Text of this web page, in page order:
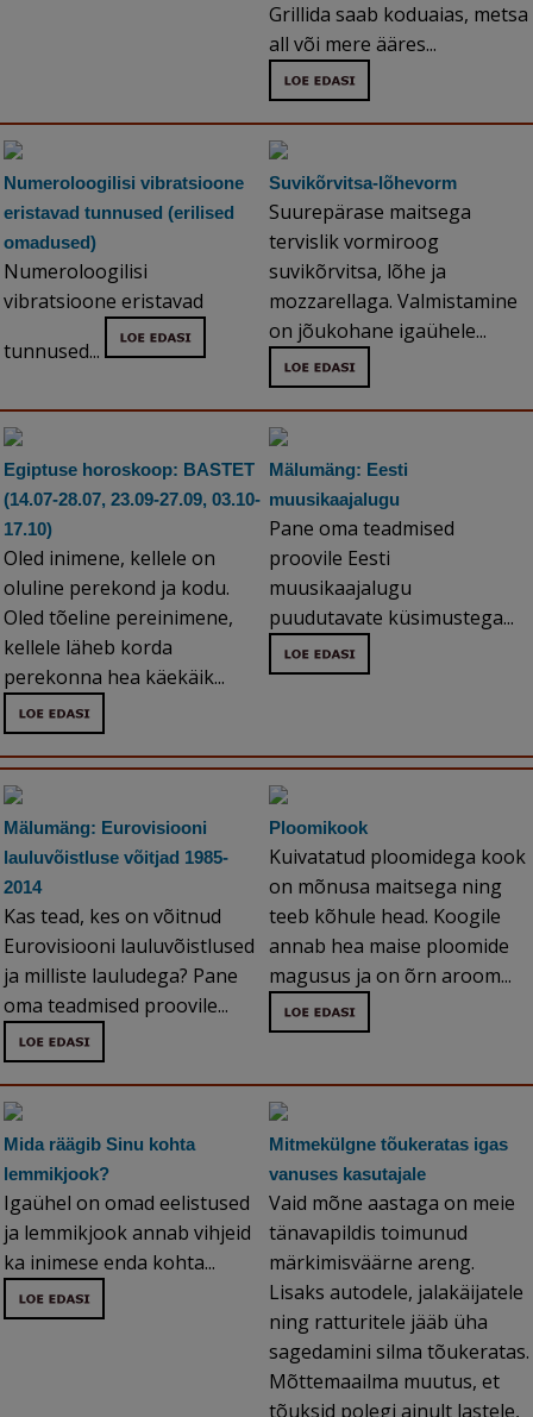
Grillida saab koduaias, metsa
all või mere ääres...
Numeroloogilisi vibratsioone
eristavad tunnused (erilised
omadused)
Numeroloogilisi
vibratsioone eristavad
tunnused...
Suvikõrvitsa-lõhevorm
Suurepärase maitsega
tervislik vormiroog
suvikõrvitsa, lõhe ja
mozzarellaga. Valmistamine
on jõukohane igaühele...
Egiptuse horoskoop: BASTET
(14.07-28.07, 23.09-27.09, 03.10-
17.10)
Oled inimene, kellele on
oluline perekond ja kodu.
Oled tõeline pereinimene,
kellele läheb korda
perekonna hea käekäik...
Mälumäng: Eesti
muusikaajalugu
Pane oma teadmised
proovile Eesti
muusikaajalugu
puudutavate küsimustega...
Mälumäng: Eurovisiooni
lauluvõistluse võitjad 1985-
2014
Kas tead, kes on võitnud
Eurovisiooni lauluvõistlused
ja milliste lauludega? Pane
oma teadmised proovile...
Ploomikook
Kuivatatud ploomidega kook
on mõnusa maitsega ning
teeb kõhule head. Koogile
annab hea maise ploomide
magusus ja on õrn aroom...
Mida räägib Sinu kohta
lemmikjook?
Igaühel on omad eelistused
ja lemmikjook annab vihjeid
ka inimese enda kohta...
Mitmekülgne tõukeratas igas
vanuses kasutajale
Vaid mõne aastaga on meie
tänavapildis toimunud
märkimisväärne areng.
Lisaks autodele, jalakäijatele
ning ratturitele jääb üha
sagedamini silma tõukeratas.
Mõttemaailma muutus, et
tõuksid polegi ainult lastele,